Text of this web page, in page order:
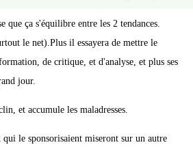
que ça s'équilibre entre les 2 tendances.
le net).Plus il essayera de mettre le
de critique, et d'analyse, et plus ses
jour.
et accumule les maladresses.
le sponsorisaient miseront sur un autre